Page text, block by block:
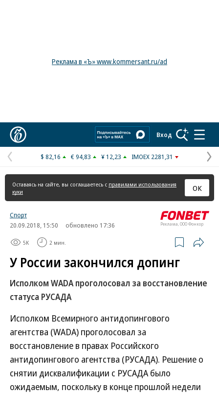
Реклама в «Ъ» www.kommersant.ru/ad
Вход
Предыдущая
страница
$ 82,16 € 94,83 ¥ 12,23 IMOEX 2281,31
Оставаясь на сайте, вы соглашаетесь с правилами использования
куки
ОК
Реклама, ООО Фонкор
Спорт
20.09.2018, 15:50
обновлено 17:36
5K 2 мин.
У России закончился допинг
Исполком WADA проголосовал за восстановление
статуса РУСАДА
Исполком Всемирного антидопингового
агентства (WADA) проголосовал за
восстановление в правах Российского
антидопингового агентства (РУСАДА). Решение о
снятии дисквалификации с РУСАДА было
ожидаемым, поскольку в конце прошлой недели